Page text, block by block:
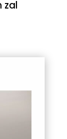
zal